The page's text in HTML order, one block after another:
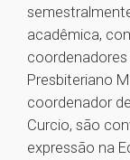
acadêmica,
Presbiteriano
coordenador
Curcio, são
expressão na